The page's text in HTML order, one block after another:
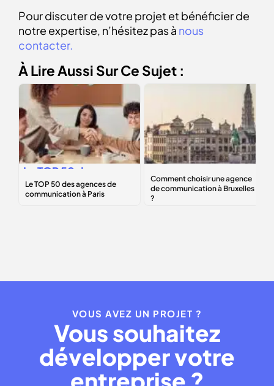
Pour discuter de votre projet et bénéficier de
notre expertise, n’hésitez pas à nous
contacter.
À Lire Aussi Sur Ce Sujet :
Le TOP 50 des
agences de
communication à
une agence de
communication à
VOUS AVEZ UN PROJET ?
Vous souhaitez
développer votre
entreprise ?